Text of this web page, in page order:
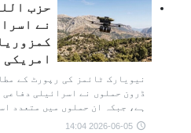
حزب
نے
امریکی
نیویارک ٹائمز کی رپورٹ کے
ڈرون حملوں نے اسرائیلی
ہے، جبکہ ان حملوں میں متعدد
2026-06-05 14:04